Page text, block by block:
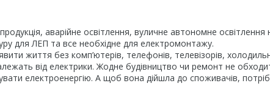
аварійне освітлення, вуличне автономне
для ЛЕП та все необхідне для електромонтажу.
життя без комп’ютерів, телефонів, телевізорів,
від електрики. Жодне будівництво чи ремонт не
електроенергію. А щоб вона дійшла до споживачів,